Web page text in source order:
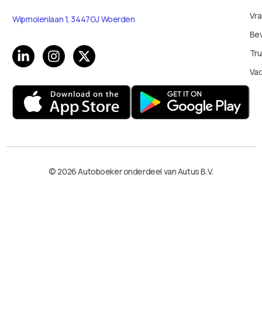
Wipmolenlaan 1, 3447GJ Woerden
© 2026 Autoboeker onderdeel van Autus B.V.